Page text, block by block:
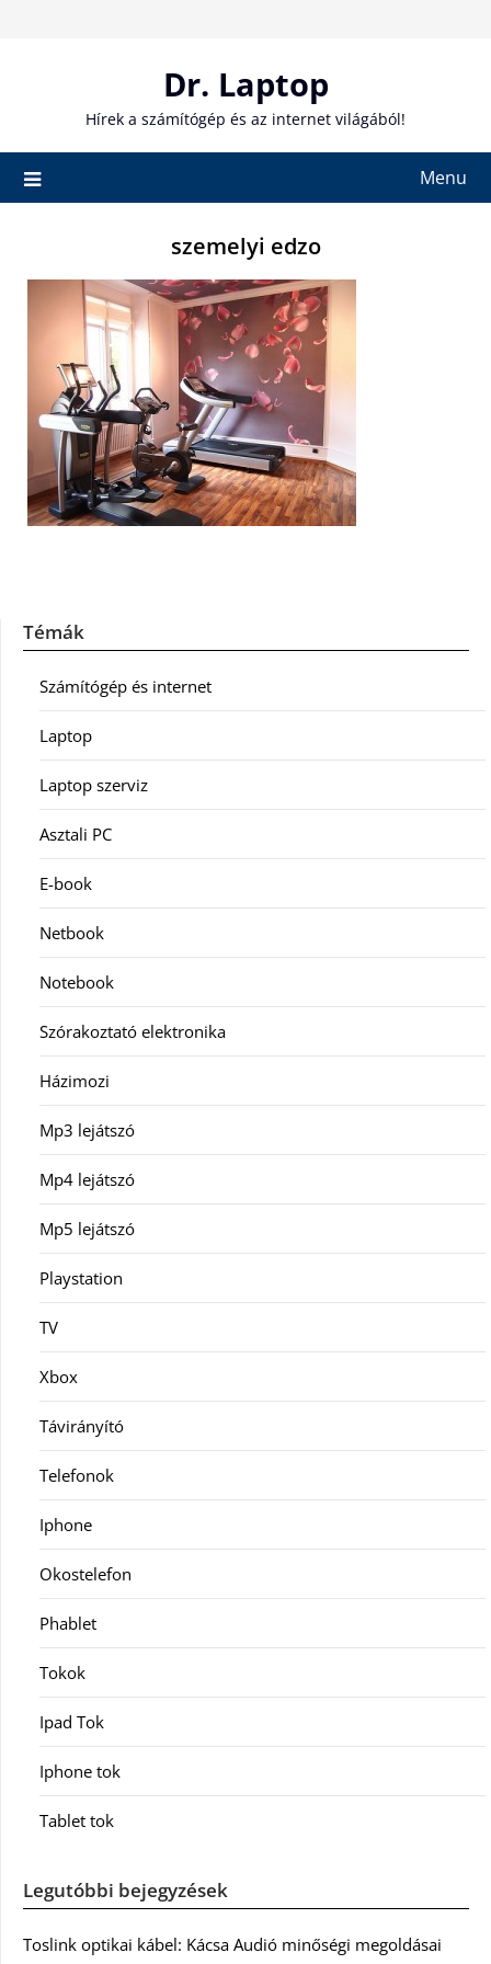
Dr. Laptop
Hírek a számítógép és az internet világából!
Menu
szemelyi edzo
Témák
Számítógép és internet
Laptop
Laptop szerviz
Asztali PC
E-book
Netbook
Notebook
Szórakoztató elektronika
Házimozi
Mp3 lejátszó
Mp4 lejátszó
Mp5 lejátszó
Playstation
TV
Xbox
Távirányító
Telefonok
Iphone
Okostelefon
Phablet
Tokok
Ipad Tok
Iphone tok
Tablet tok
Legutóbbi bejegyzések
Toslink optikai kábel: Kácsa Audió minőségi megoldásai